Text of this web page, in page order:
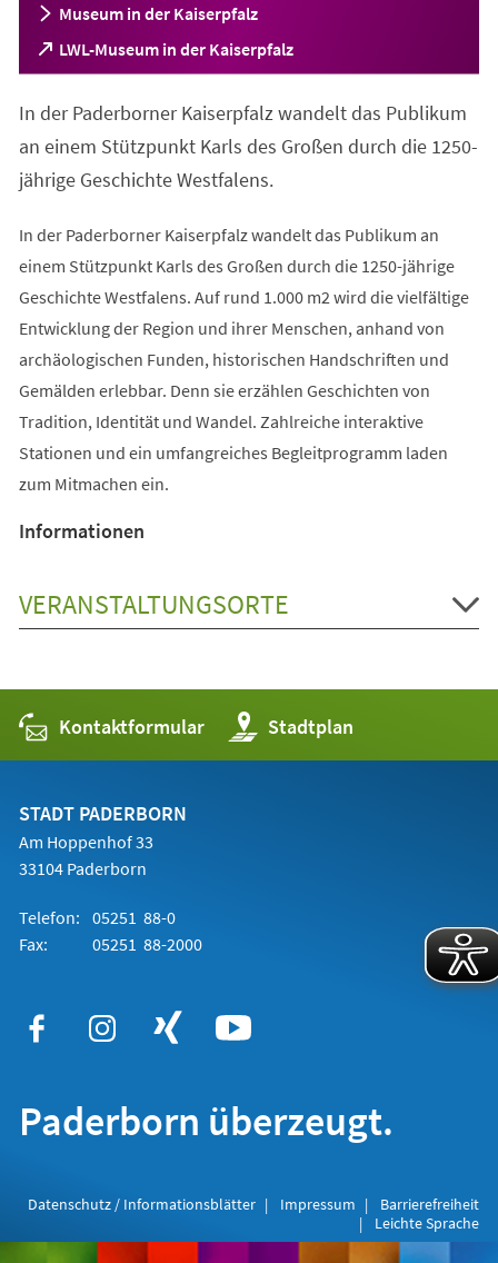
Museum in der Kaiserpfalz
LWL-Museum in der Kaiserpfalz
(Öffnet
in
neuen
Tab)
In der Paderborner Kaiserpfalz wandelt das Publikum
an einem Stützpunkt Karls des Großen durch die 1250-
jährige Geschichte Westfalens.
In der Paderborner Kaiserpfalz wandelt das Publikum an
einem Stützpunkt Karls des Großen durch die 1250-jährige
Geschichte Westfalens. Auf rund 1.000 m2 wird die vielfältige
Entwicklung der Region und ihrer Menschen, anhand von
archäologischen Funden, historischen Handschriften und
Gemälden erlebbar. Denn sie erzählen Geschichten von
Tradition, Identität und Wandel. Zahlreiche interaktive
Stationen und ein umfangreiches Begleitprogramm laden
zum Mitmachen ein.
Informationen
VERANSTALTUNGSORTE
Kontaktformular Stadtplan
(Öffnet
in
einem
STADT PADERBORN
Am Hoppenhof 33
33104 Paderborn
Telefon: 05251 88-0
Fax:
05251 88-2000
Paderborn überzeugt.
Datenschutz / Informationsblätter Impressum
Barrierefreiheit
Leichte Sprache